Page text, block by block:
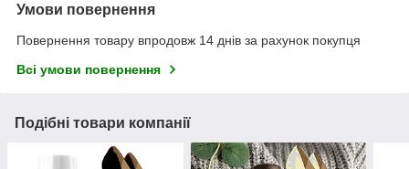
Умови повернення
Повернення товару впродовж 14 днів за рахунок покупця
Всі умови повернення
Подібні товари компанії